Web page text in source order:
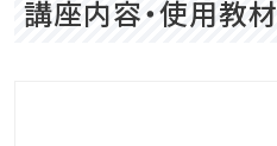
講座内容・使用教材